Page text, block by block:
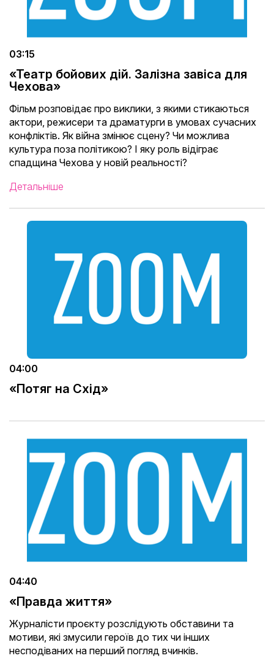
03:15
«Театр бойових дій. Залізна завіса для
Чехова»
Фільм розповідає про виклики, з якими стикаються
актори, режисери та драматурги в умовах сучасних
конфліктів. Як війна змінює сцену? Чи можлива
культура поза політикою? І яку роль відіграє
спадщина Чехова у новій реальності?
Детальніше
04:00
«Потяг на Схід»
04:40
«Правда життя»
Журналісти проєкту розслідують обставини та
мотиви, які змусили героїв до тих чи інших
несподіваних на перший погляд вчинків.